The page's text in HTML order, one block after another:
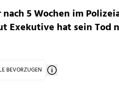
5 Wochen im
Exekutive hat sein Tod
BEVORZUGEN